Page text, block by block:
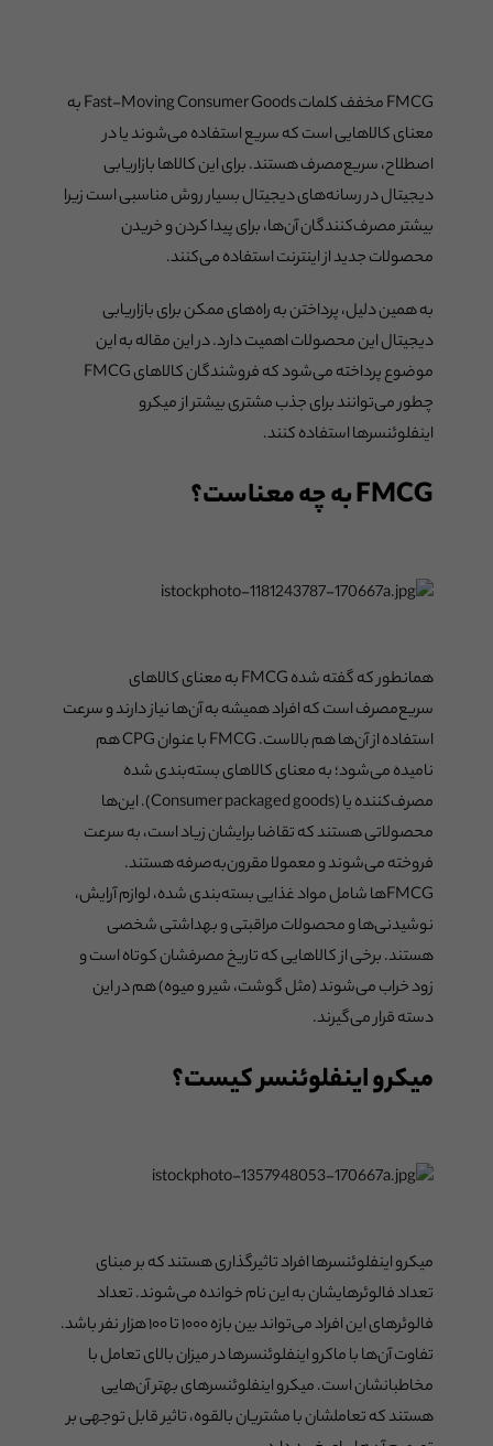
FMCG مخفف کلمات Fast-Moving Consumer Goods به
معنای کالاهایی است که سریع استفاده می‌شوند یا در
اصطلاح، سریع‌مصرف هستند. برای این کالاها بازاریابی
دیجیتال در رسانه‌های دیجیتال بسیار روش مناسبی است زیرا
بیشتر مصرف‌کنندگان آن‌ها، برای پیدا کردن و خریدن
محصولات جدید از اینترنت استفاده می‌کنند.
به همین دلیل، پرداختن به راه‌های ممکن برای بازاریابی
دیجیتال این محصولات اهمیت دارد. در این مقاله به این
موضوع پرداخته می‌شود که فروشندگان کالاهای FMCG
چطور می‌توانند برای جذب مشتری بیشتر از میکرو
اینفلوئنسرها استفاده کنند.
FMCG به چه معناست؟
همانطور که گفته شده FMCG به معنای کالاهای
سریع‌مصرف است که افراد همیشه به آن‌ها نیاز دارند و سرعت
استفاده از آن‌ها هم بالاست. FMCG با عنوان CPG هم
نامیده می‌شود؛ به معنای کالاهای بسته‌بندی شده
مصرف‌کننده یا (Consumer packaged goods). این‌ها
محصولاتی هستند که تقاضا برایشان زیاد است، به سرعت
فروخته می‌شوند و معمولا مقرون‌به‌صرفه هستند.
FMCGها شامل مواد غذایی بسته‌بندی شده، لوازم آرایش،
نوشیدنی‌ها و محصولات مراقبتی و بهداشتی شخصی
هستند. برخی از کالاهایی که تاریخ مصرفشان کوتاه است و
زود خراب می‌شوند (مثل گوشت، شیر و میوه) هم در این
دسته قرار می‌گیرند.
میکرو اینفلوئنسر کیست؟
میکرو اینفلوئنسرها افراد تاثیرگذاری هستند که بر مبنای
تعداد فالوئرهایشان به این نام خوانده می‌شوند. تعداد
فالوئرهای این افراد می‌تواند بین بازه ۱۰۰۰ تا ۱۰۰ هزار نفر باشد.
تفاوت آن‌ها با ماکرو اینفلوئنسرها در میزان بالای تعامل با
مخاطبانشان است. میکرو اینفلوئنسرهای بهتر آن‌هایی
هستند که تعاملشان با مشتریان بالقوه، تاثیر قابل توجهی بر